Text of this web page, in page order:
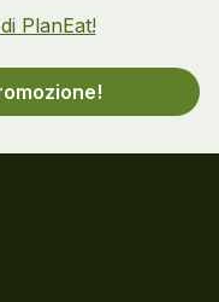
PlanEat!